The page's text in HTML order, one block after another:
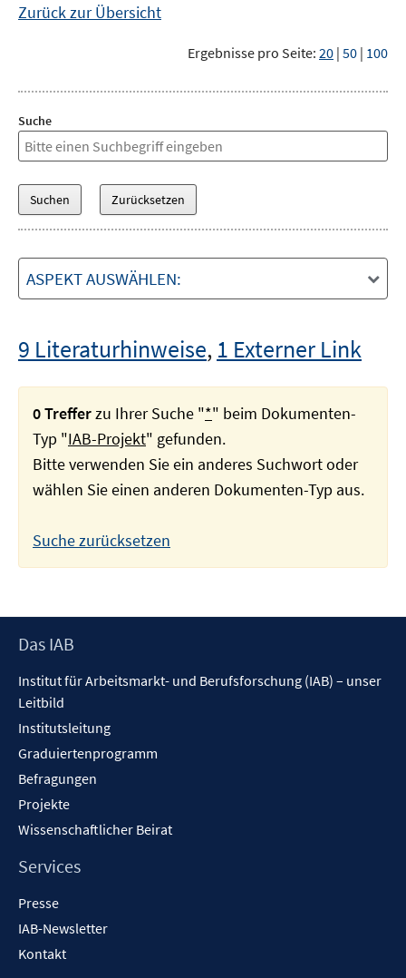
Fenster
Zurück zur Übersicht
Ergebnisse pro Seite: 20 | 50 | 100
Suche
ASPEKT AUSWÄHLEN:
9 Literaturhinweise, 1 Externer Link
0 Trefferzu Ihrer Suche "*" beim Dokumenten-
Typ "IAB-Projekt" gefunden.
Bitte verwenden Sie ein anderes Suchwort oder
wählen Sie einen anderen Dokumenten-Typ aus.
Suche zurücksetzen
Footer
Das IAB
Institut für Arbeitsmarkt- und Berufsforschung (IAB) – unser
Leitbild
Institutsleitung
Graduiertenprogramm
Befragungen
Projekte
Wissenschaftlicher Beirat
Services
Presse
IAB-Newsletter
Kontakt